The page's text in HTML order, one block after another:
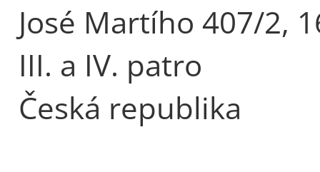
José Martího 407/2,
III. a IV. patro
Česká republika